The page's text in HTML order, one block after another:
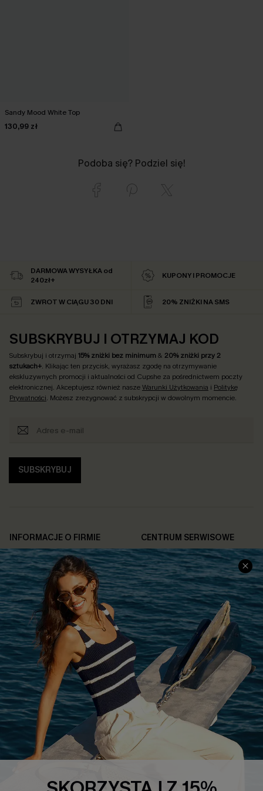
Sandy Mood White Top
130,99 zł
Podoba się? Podziel się!
DARMOWA WYSYŁKA od
240zł+
KUPONY I PROMOCJE
ZWROT W CIĄGU 30 DNI 20% ZNIŻKI NA SMS
SUBSKRYBUJ I OTRZYMAJ KOD
Subskrybuj i otrzymaj 15% zniżki bez minimum& 20% zniżki przy 2
sztukach+. Klikając ten przycisk, wyrażasz zgodę na otrzymywanie
ekskluzywnych promocji i aktualności od Cupshe za pośrednictwem poczty
elektronicznej. Akceptujesz również naszeWarunki Użytkowania i Politykę
Prywatności. Możesz zrezygnować z subskrypcji w dowolnym momencie.
SUBSKRYBUJ
INFORMACJE O FIRMIE
O NAS
Opinie Klientów
Polityka Prywatności
Warunki & Zasady
Łańcuch Dostaw Cupshe
20% Zniżki na SMS
CENTRUM SERWISOWE
Informacje o Wysyłce
Jak Śledzić
Polityka Zwrotów
Rozpocznij Zwrot
Informacje o Rozmiarach
FAQS
Kontakt z Nami
POPULARNA KOLEKCJA
Nowości